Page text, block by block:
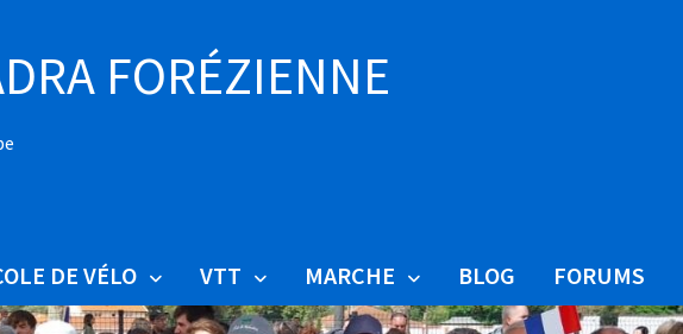
FORÉZIENNE
DE VÉLO VTT MARCHE BLOG FORUMS